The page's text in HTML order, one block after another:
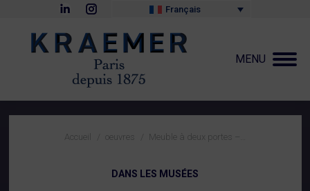
LinkedIn
s'ouvre
nouvelle
Instagram
s'ouvre
dans
une
nouvelle
Français
MENU
Vous êtes ici :
Accueil oeuvres Meuble à deux portes –…
DANS LES MUSÉES